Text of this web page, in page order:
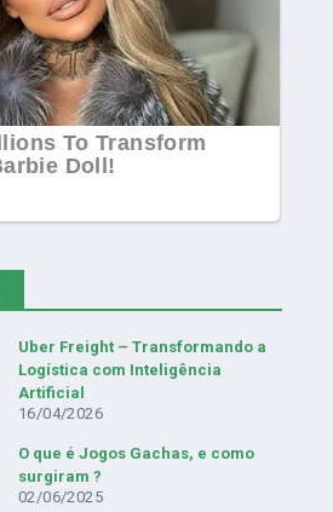
Uber Freight – Transformando a
Logística com Inteligência
Artificial
16/04/2026
O que é Jogos Gachas, e como
surgiram ?
02/06/2025